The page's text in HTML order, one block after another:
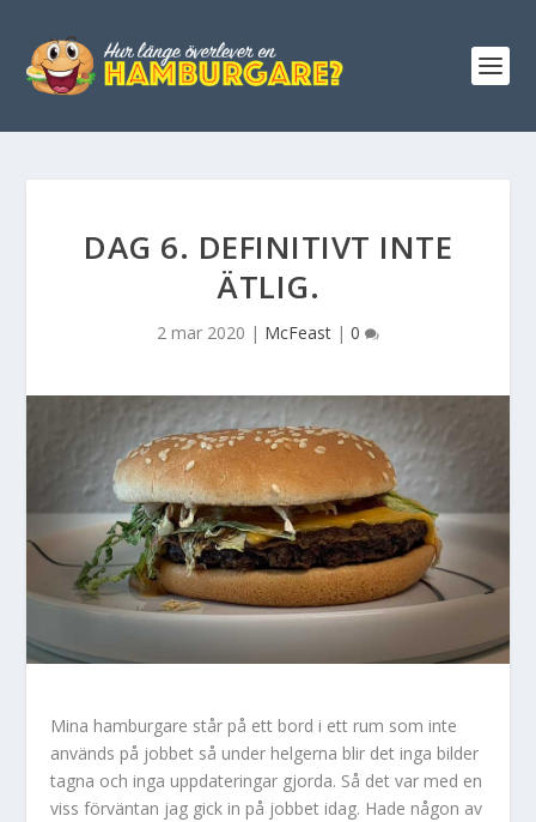
DAG 6. DEFINITIVT INTE
ÄTLIG.
2 mar 2020 | McFeast | 0
Mina hamburgare står på ett bord i ett rum som inte
används på jobbet så under helgerna blir det inga bilder
tagna och inga uppdateringar gjorda. Så det var med en
viss förväntan jag gick in på jobbet idag. Hade någon av